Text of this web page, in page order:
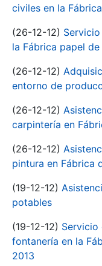
civiles en la
(26-12-12)
la Fábrica papel
(26-12-12)
entorno de
(26-12-12)
carpintería en
(26-12-12)
pintura en Fábrica
(19-12-12)
potables
(19-12-12) Servicio
fontanería en la
2013